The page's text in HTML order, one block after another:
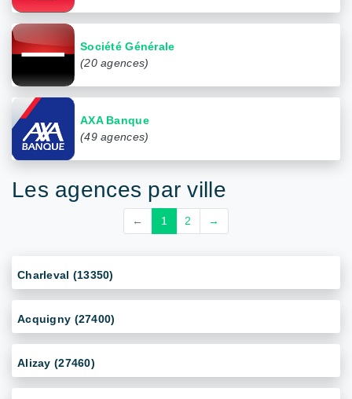
Société Générale
(20 agences)
AXA Banque
(49 agences)
Les agences par ville
← 1 2 →
Charleval (13350)
Acquigny (27400)
Alizay (27460)